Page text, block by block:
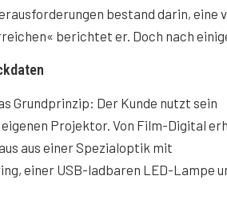
bestand darin, eine
berichtet er. Doch nach
Grundprinzip: Der Kunde nutzt sein
Projektor. Von Film-Digital
aus einer Spezialoptik mit
einer USB-ladbaren LED-Lampe